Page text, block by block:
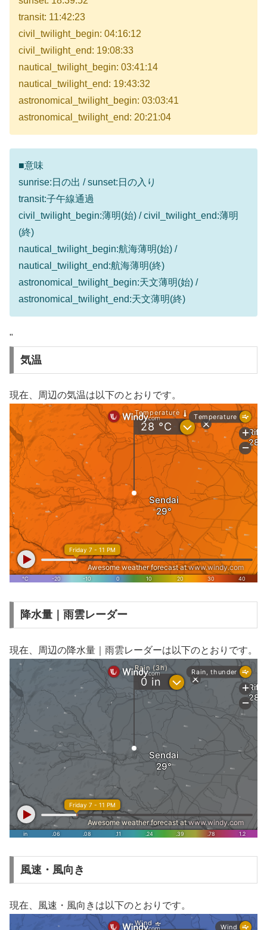
transit: 11:42:23
civil_twilight_begin: 04:16:12
civil_twilight_end: 19:08:33
nautical_twilight_begin: 03:41:14
nautical_twilight_end: 19:43:32
astronomical_twilight_begin: 03:03:41
astronomical_twilight_end: 20:21:04
■意味
sunrise:日の出 / sunset:日の入り
transit:子午線通過
civil_twilight_begin:薄明(始) / civil_twilight_end:薄明
(終)
nautical_twilight_begin:航海薄明(始) /
nautical_twilight_end:航海薄明(終)
astronomical_twilight_begin:天文薄明(始) /
astronomical_twilight_end:天文薄明(終)
"
気温
現在、周辺の気温は以下のとおりです。
降水量｜雨雲レーダー
現在、周辺の降水量｜雨雲レーダーは以下のとおりです。
風速・風向き
現在、風速・風向きは以下のとおりです。